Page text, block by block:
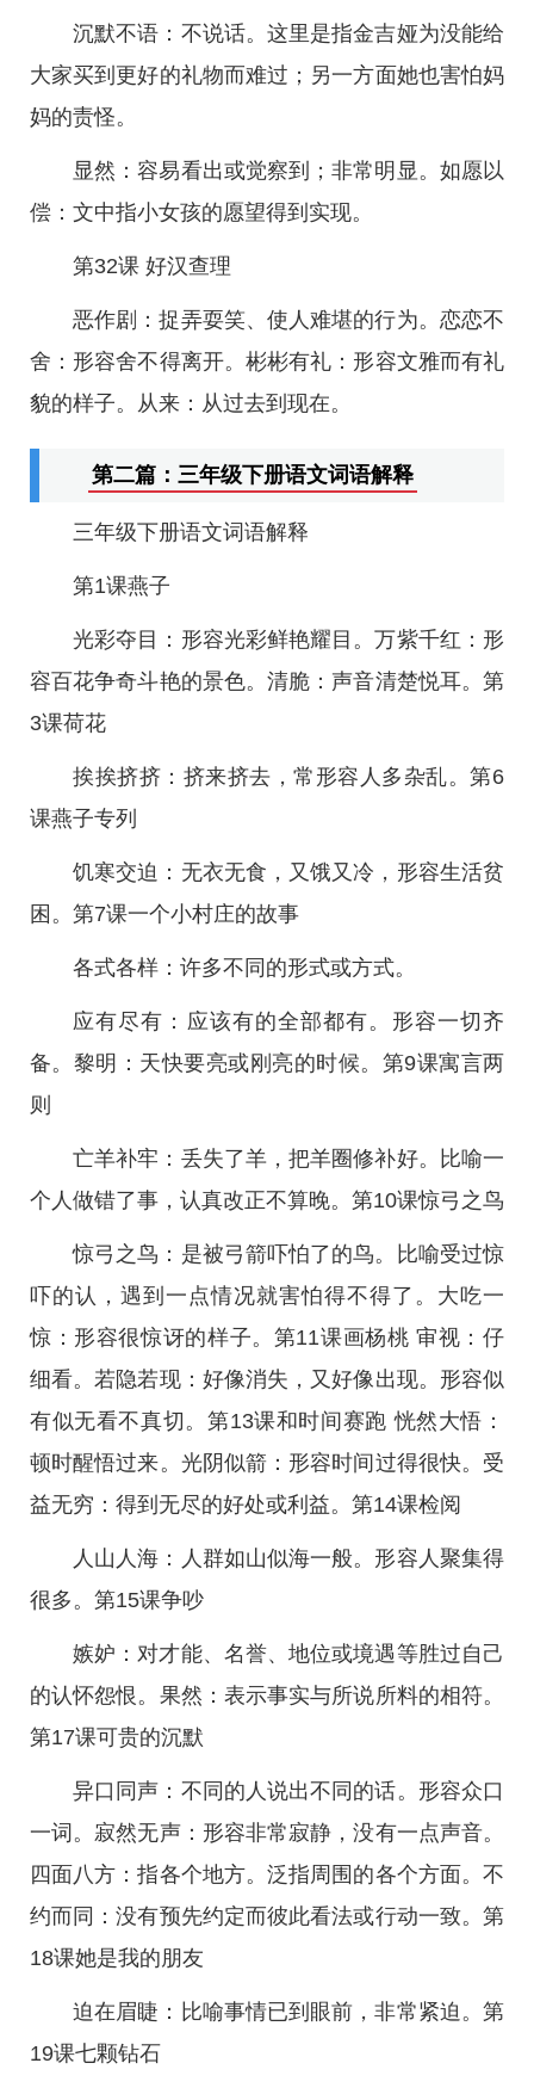
沉默不语：不说话。这里是指金吉娅为没能给
大家买到更好的礼物而难过；另一方面她也害怕妈
妈的责怪。
显然：容易看出或觉察到；非常明显。如愿以
偿：文中指小女孩的愿望得到实现。
第32课 好汉查理
恶作剧：捉弄耍笑、使人难堪的行为。恋恋不
舍：形容舍不得离开。彬彬有礼：形容文雅而有礼
貌的样子。从来：从过去到现在。
第二篇：三年级下册语文词语解释
三年级下册语文词语解释
第1课燕子
光彩夺目：形容光彩鲜艳耀目。万紫千红：形
容百花争奇斗艳的景色。清脆：声音清楚悦耳。第
3课荷花
挨挨挤挤：挤来挤去，常形容人多杂乱。第6
课燕子专列
饥寒交迫：无衣无食，又饿又冷，形容生活贫
困。第7课一个小村庄的故事
各式各样：许多不同的形式或方式。
应有尽有：应该有的全部都有。形容一切齐
备。黎明：天快要亮或刚亮的时候。第9课寓言两
则
亡羊补牢：丢失了羊，把羊圈修补好。比喻一
个人做错了事，认真改正不算晚。第10课惊弓之鸟
惊弓之鸟：是被弓箭吓怕了的鸟。比喻受过惊
吓的认，遇到一点情况就害怕得不得了。大吃一
惊：形容很惊讶的样子。第11课画杨桃 审视：仔
细看。若隐若现：好像消失，又好像出现。形容似
有似无看不真切。第13课和时间赛跑 恍然大悟：
顿时醒悟过来。光阴似箭：形容时间过得很快。受
益无穷：得到无尽的好处或利益。第14课检阅
人山人海：人群如山似海一般。形容人聚集得
很多。第15课争吵
嫉妒：对才能、名誉、地位或境遇等胜过自己
的认怀怨恨。果然：表示事实与所说所料的相符。
第17课可贵的沉默
异口同声：不同的人说出不同的话。形容众口
一词。寂然无声：形容非常寂静，没有一点声音。
四面八方：指各个地方。泛指周围的各个方面。不
约而同：没有预先约定而彼此看法或行动一致。第
18课她是我的朋友
迫在眉睫：比喻事情已到眼前，非常紧迫。第
19课七颗钻石